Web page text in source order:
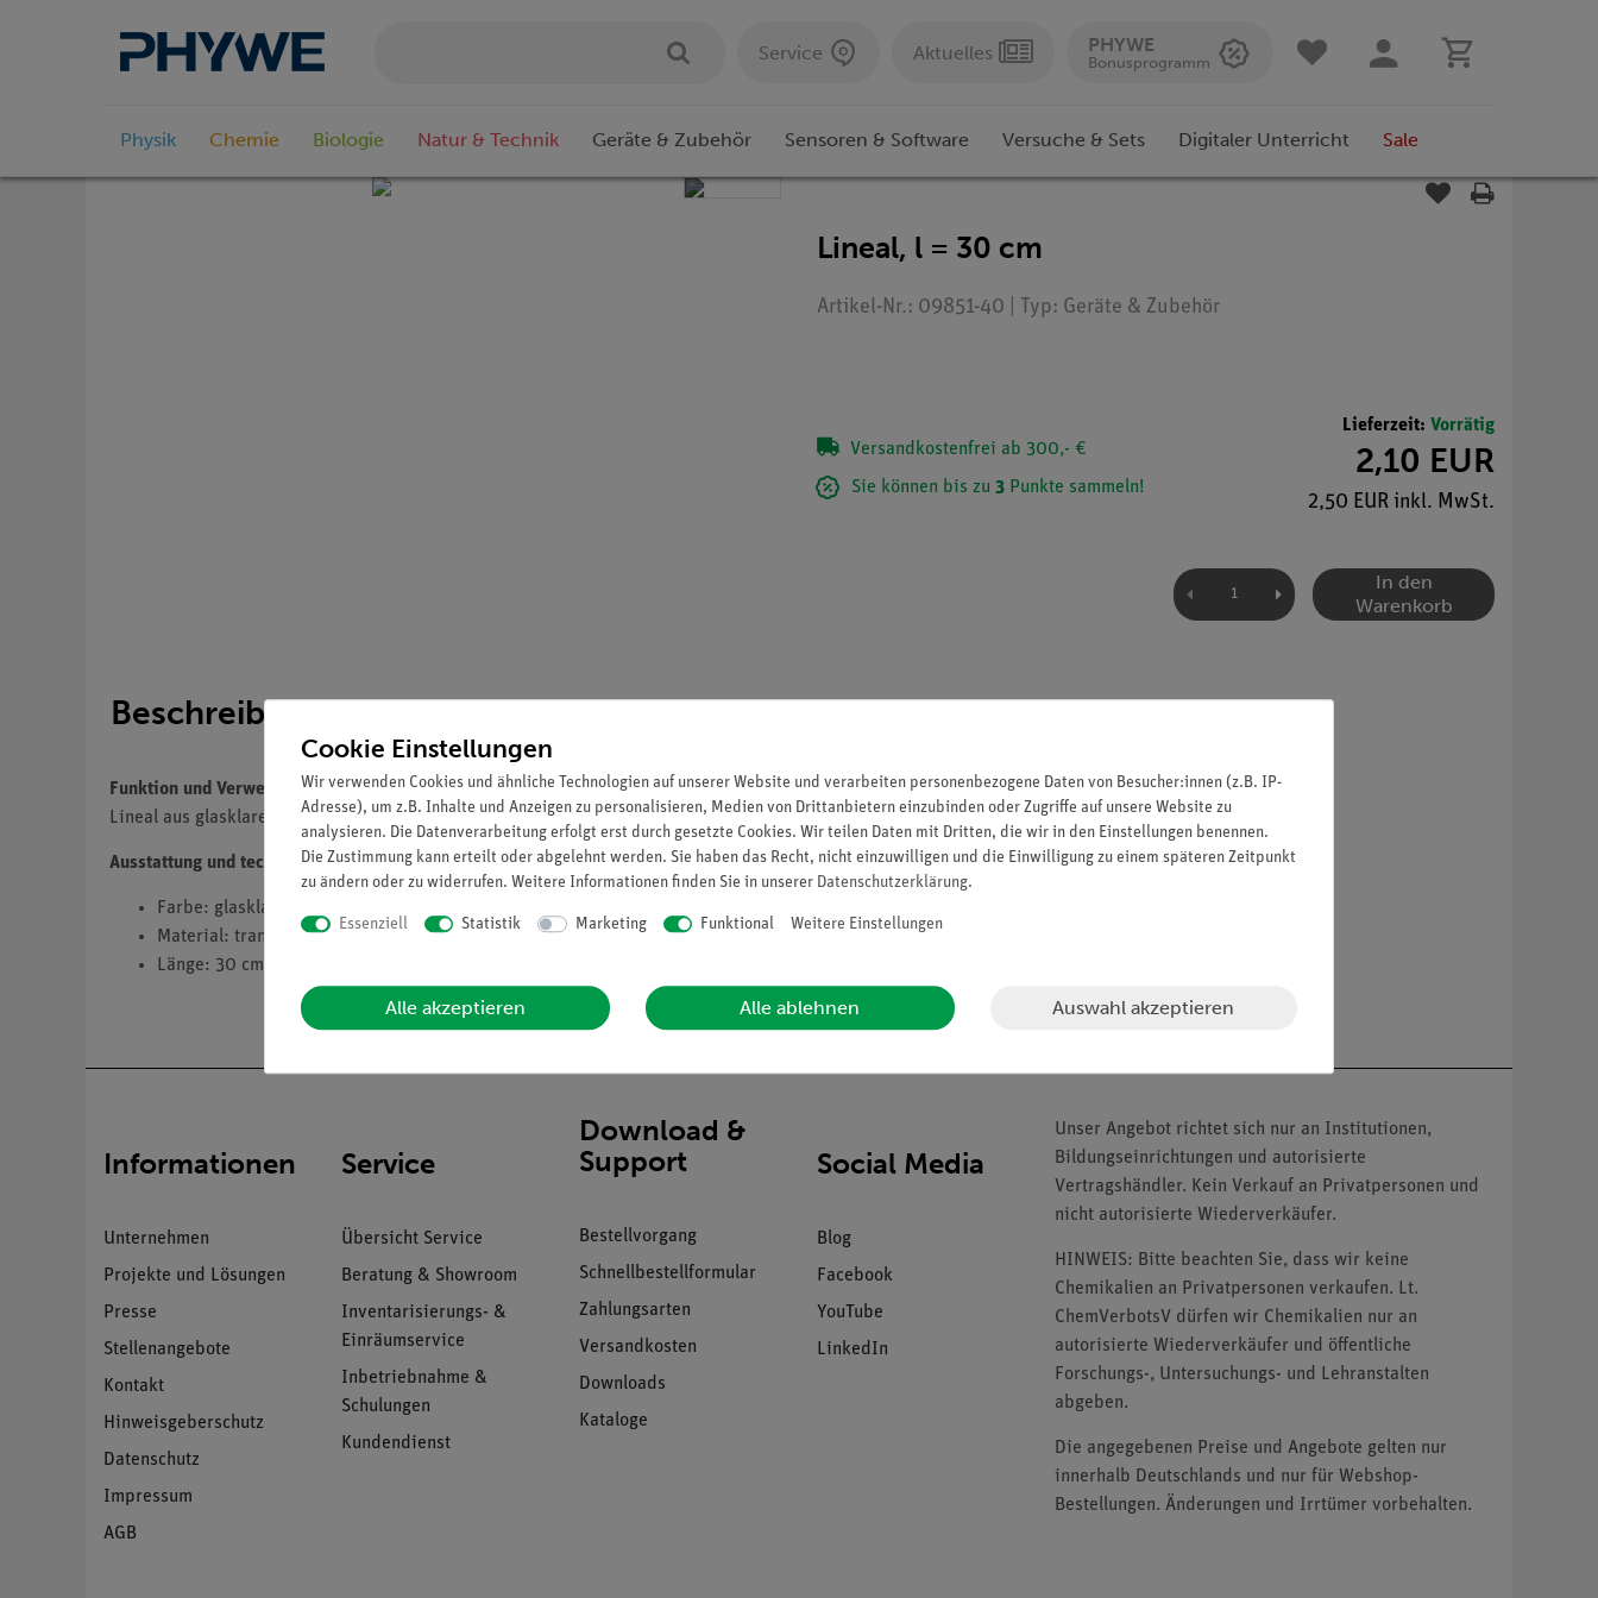
Service Aktuelles PHYWE
Bonusprogramm
Physik Chemie Biologie Natur & Technik Geräte & Zubehör Sensoren & Software Versuche & Sets Digitaler Unterricht Sale
Lineal, l = 30 cm
Artikel-Nr.: 09851-40 | Typ: Geräte & Zubehör
Versandkostenfrei ab 300,- €
Sie können bis zu 3 Punkte sammeln!
Lieferzeit: Vorrätig
2,10 EUR
2,50 EUR inkl. MwSt.
In den
Warenkorb
Beschreibung
Funktion und Verwendung
Lineal aus glasklarem Kunststoff mit schwarzer mm- und cm-Einteilung sowie Tuschekanten.
Ausstattung und technische Daten
Farbe: glasklar
Material: transparenter Kunststoff
Länge: 30 cm
Informationen
Unternehmen
Projekte und Lösungen
Presse
Stellenangebote
Kontakt
Hinweisgeberschutz
Datenschutz
Impressum
AGB
Service
Übersicht Service
Beratung & Showroom
Inventarisierungs- &
Einräumservice
Inbetriebnahme &
Schulungen
Kundendienst
Download &
Support
Bestellvorgang
Schnellbestellformular
Zahlungsarten
Versandkosten
Downloads
Kataloge
Social Media
Blog
Facebook
YouTube
LinkedIn
Unser Angebot richtet sich nur an Institutionen,
Bildungseinrichtungen und autorisierte
Vertragshändler. Kein Verkauf an Privatpersonen und
nicht autorisierte Wiederverkäufer.
HINWEIS: Bitte beachten Sie, dass wir keine
Chemikalien an Privatpersonen verkaufen. Lt.
ChemVerbotsV dürfen wir Chemikalien nur an
autorisierte Wiederverkäufer und öffentliche
Forschungs-, Untersuchungs- und Lehranstalten
abgeben.
Die angegebenen Preise und Angebote gelten nur
innerhalb Deutschlands und nur für Webshop-
Bestellungen. Änderungen und Irrtümer vorbehalten.
Cookie Einstellungen
Wir verwenden Cookies und ähnliche Technologien auf unserer Website und verarbeiten personenbezogene Daten von Besucher:innen (z.B. IP-
Adresse), um z.B. Inhalte und Anzeigen zu personalisieren, Medien von Drittanbietern einzubinden oder Zugriffe auf unsere Website zu
analysieren. Die Datenverarbeitung erfolgt erst durch gesetzte Cookies. Wir teilen Daten mit Dritten, die wir in den Einstellungen benennen.
Die Zustimmung kann erteilt oder abgelehnt werden. Sie haben das Recht, nicht einzuwilligen und die Einwilligung zu einem späteren Zeitpunkt
zu ändern oder zu widerrufen. Weitere Informationen finden Sie in unserer Daten­schutz­erklärung.
Essenziell Statistik Marketing Funktional Weitere Einstellungen
Alle akzeptieren Alle ablehnen Auswahl akzeptieren